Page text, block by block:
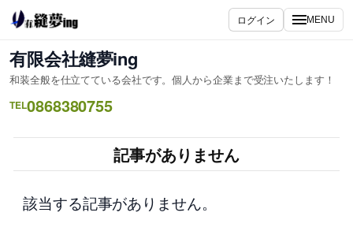
内
容
を
ス
キ
ッ
ログイン MENU
有限会社縫夢ing
和装全般を仕立てている会社です。個人から企業まで受注いたします！
TEL0868380755
記事がありません
該当する記事がありません。